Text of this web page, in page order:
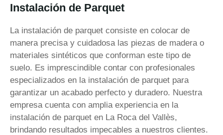
Instalación de Parquet
La instalación de parquet consiste en colocar de
manera precisa y cuidadosa las piezas de madera o
materiales sintéticos que conforman este tipo de
suelo. Es imprescindible contar con profesionales
especializados en la instalación de parquet para
garantizar un acabado perfecto y duradero. Nuestra
empresa cuenta con amplia experiencia en la
instalación de parquet en La Roca del Vallès,
brindando resultados impecables a nuestros clientes.